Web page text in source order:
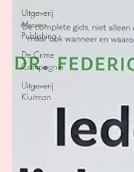
Uitgeverij
Maven
Publishing
De Crime
Compagnie
Uitgeverij
Kluitman